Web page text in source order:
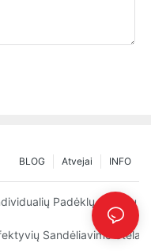
INFO
Atvejai
BLOG
Efektyviam Sandėlio
Padėklų Stelažų
Ir Inovacijos
Sandėliavimo